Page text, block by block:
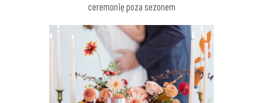
ceremonię poza sezonem